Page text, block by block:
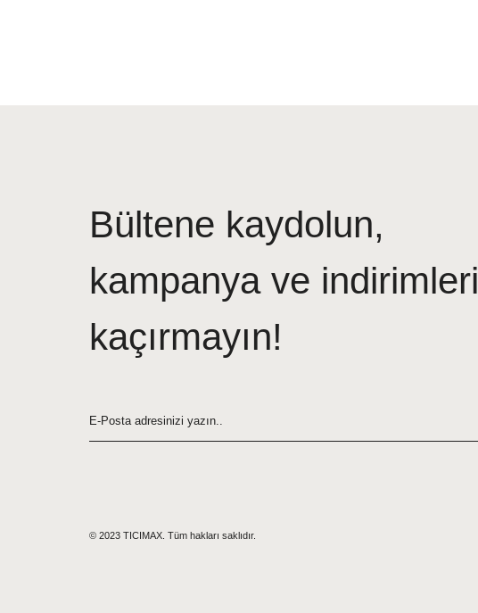
Bültene kaydolun,
kampanya ve indirimleri
kaçırmayın!
© 2023 TICIMAX. Tüm hakları saklıdır.